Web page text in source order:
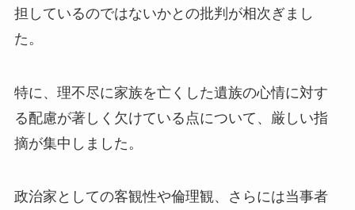
担しているのではないかとの批判が相次ぎまし
た。
特に、理不尽に家族を亡くした遺族の心情に対す
る配慮が著しく欠けている点について、厳しい指
摘が集中しました。
政治家としての客観性や倫理観、さらには当事者